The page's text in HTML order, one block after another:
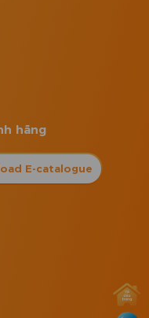
hãng
E-catalogue